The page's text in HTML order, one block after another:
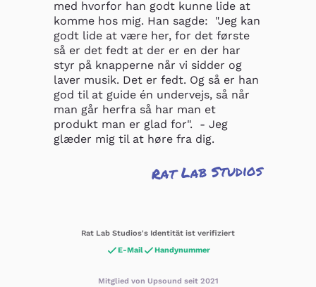
med hvorfor han godt kunne lide at
komme hos mig. Han sagde:  "Jeg kan
godt lide at være her, for det første
så er det fedt at der er en der har
styr på knapperne når vi sidder og
laver musik. Det er fedt. Og så er han
god til at guide én undervejs, så når
man går herfra så har man et
produkt man er glad for".  - Jeg
glæder mig til at høre fra dig.
Rat Lab Studios
Rat Lab Studios's Identität ist verifiziert
E-Mail
Handynummer
Mitglied von Upsound seit 2021